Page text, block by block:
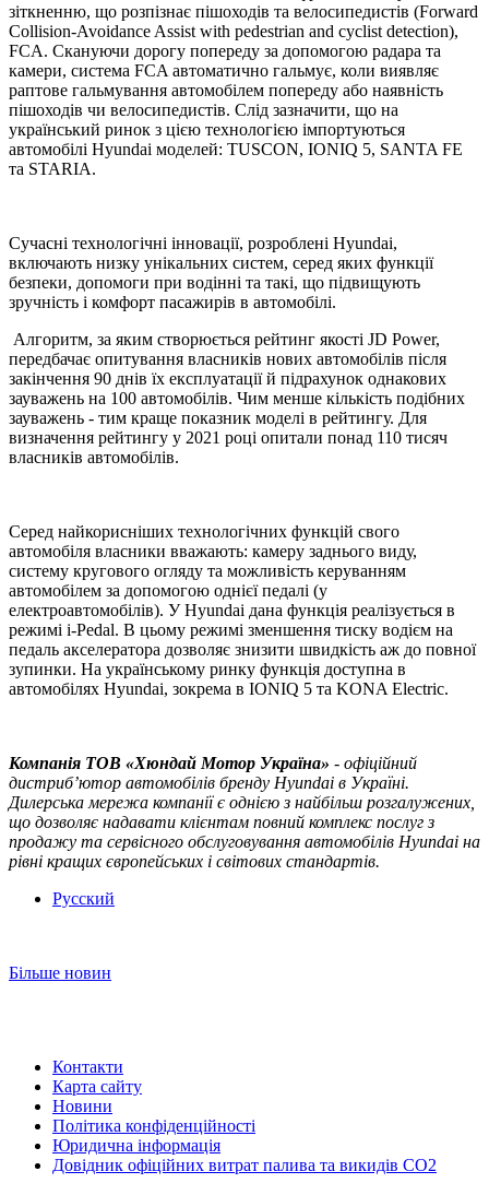
зіткненню, що розпізнає пішоходів та велосипедистів (Forward
Collision-Avoidance Assist with pedestrian and cyclist detection),
FCA. Скануючи дорогу попереду за допомогою радара та
камери, система FCA автоматично гальмує, коли виявляє
раптове гальмування автомобілем попереду або наявність
пішоходів чи велосипедистів. Слід зазначити, що на
український ринок з цією технологією імпортуються
автомобілі Hyundai моделей: TUSCON, IONIQ 5, SANTA FE
та STARIA.
Сучасні технологічні інновації, розроблені Hyundai,
включають низку унікальних систем, серед яких функції
безпеки, допомоги при водінні та такі, що підвищують
зручність і комфорт пасажирів в автомобілі.
Алгоритм, за яким створюється рейтинг якості JD Power,
передбачає опитування власників нових автомобілів після
закінчення 90 днів їх експлуатації й підрахунок однакових
зауважень на 100 автомобілів. Чим менше кількість подібних
зауважень - тим краще показник моделі в рейтингу. Для
визначення рейтингу у 2021 році опитали понад 110 тисяч
власників автомобілів.
Серед найкорисніших технологічних функцій свого
автомобіля власники вважають: камеру заднього виду,
систему кругового огляду та можливість керуванням
автомобілем за допомогою однієї педалі (у
електроавтомобілів). У Hyundai дана функція реалізується в
режимі i-Pedal. В цьому режимі зменшення тиску водієм на
педаль акселератора дозволяє знизити швидкість аж до повної
зупинки. На українському ринку функція доступна в
автомобілях Hyundai, зокрема в IONIQ 5 та KONA Electric.
Компанія ТOВ «Хюндай Мотор Україна» - офіційний
дистриб’ютор автомобілів бренду Hyundai в Україні.
Дилерська мережа компанії є однією з найбільш розгалужених,
що дозволяє надавати клієнтам повний комплекс послуг з
продажу та сервісного обслуговування автомобілів Hyundai на
рівні кращих європейських і світових стандартів.
Русский
Більше новин
Контакти
Карта сайту
Новини
Політика конфіденційності
Юридична інформація
Довідник офіційних витрат палива та викидів СО2